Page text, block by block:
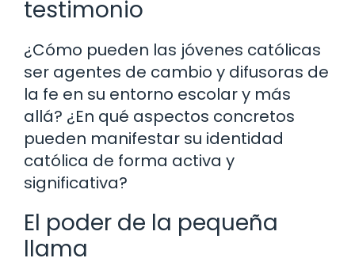
testimonio
¿Cómo pueden las jóvenes católicas
ser agentes de cambio y difusoras de
la fe en su entorno escolar y más
allá? ¿En qué aspectos concretos
pueden manifestar su identidad
católica de forma activa y
significativa?
El poder de la pequeña
llama